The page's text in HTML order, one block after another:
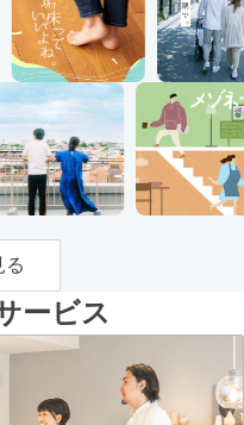
る
ービス